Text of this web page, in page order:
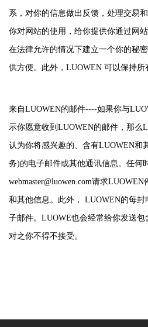
系，对你的信息做出反馈，处理交易
你对网站的使用，给你提供你通过网
在法律允许的情况下建立一个你的秘
供方便。此外， LUOWEN 可以保持所
来自LUOWEN的邮件----如果你与
示你愿意收到 LUOWEN的邮件，那么
认为你将感兴趣的、含有LUOWEN和
务)的电子邮件或其他通讯信息。任何
webmaster@luowen.com请求LUOWEN
和其他信息。此外， LUOWEN的每封
子邮件。 LUOWE也会经常给你发送包
对之你不得不接受。